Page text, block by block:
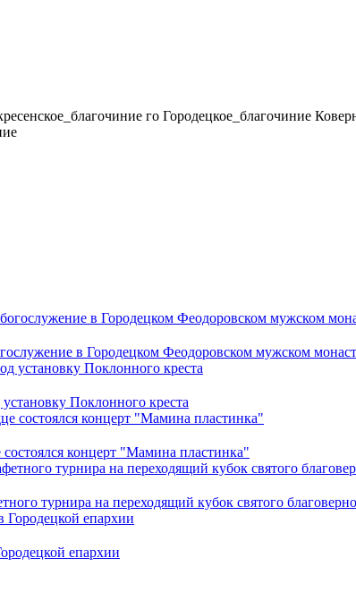
го Городецкое_благочиние
в Городецком Феодоровском мужском
Поклонного креста
концерт "Мамина пластинка"
турнира на переходящий кубок святого
епархии